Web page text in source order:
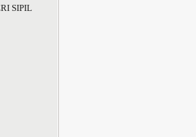
SIPIL